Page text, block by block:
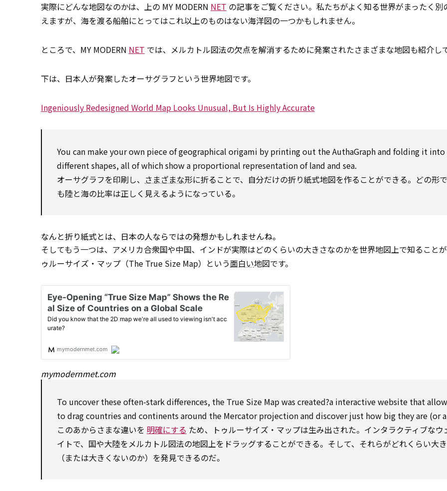
実際にどんな地図なのかは、上の MY MODERN NET の記事をご覧ください。私たちがよく知る世界がまったく別
えますが、海を渡る船舶にとってはこれ以上のものはない海洋図の一つかもしれません。
ところで、MY MODERN NET では、メルカトル図法の欠点を解消するために発案されたさまざまな地図も紹介し
下は、日本人が発案したオーサグラフという世界地図です。
Ingeniously Redesigned World Map Looks Unusual, But Is Highly Accurate
You can makeyour own piece ofgeographical origami by printingout the AuthaGraph and folding it into
differentshapes, all ofwhichshowa proportional representationof land and sea.
オーサグラフを印刷し、 さまざまな形に折ることで、自分だけの折り紙式地図を作ることができる。どの形
も陸と海の比率は正しく見えるようになっている。
なんと折り紙式とは、日本の人ならではの発想かもしれませんね。
そしてもう一つは、アメリカ合衆国や中国、インドが実際はどのくらいの大きさなのかを世界地図上で知ること
ゥルーサイズ・マップ（The True Size Map）という面白い地図です。
mymodernmet.com
To uncoverthese often-stark differences, the True Size Map was created?a interactive website that
todrag countries and continents around the Mercatorprojectionand discover just how big they are (or
このあからさまな違いを 明確にする ため、トゥルーサイズ・マップは生み出された。インタラクティブなウ
イトで、国や大陸をメルカトル図法の地図上をドラッグすることができる。そして、それらがどれくらい大
（または大きくないのか）を発見できるのだ。